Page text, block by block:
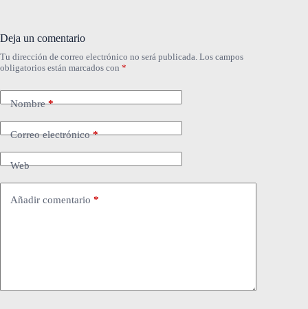
Deja un comentario
Tu dirección de correo electrónico no será publicada. Los campos
obligatorios están marcados con *
Nombre*
Correo electrónico*
Web
Añadir comentario *